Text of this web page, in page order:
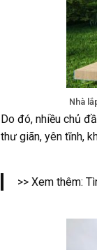
Nhà
Do đó, nhiều chủ
thư giãn, yên tĩnh,
>> Xem thêm: